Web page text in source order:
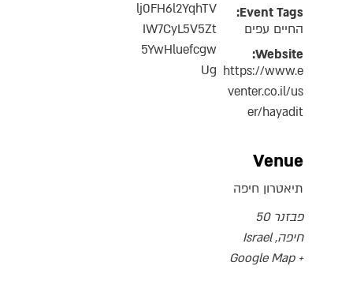
Event Tags:
החיים עפים
Website:
https://www.e
venter.co.il/us
er/hayadit
lj0FH6l2YqhTV
IW7CyL5V5Zt
5YwHluefcgw
Ug
Venue
תיאטרון חיפה
פבזנר 50
חיפה,
Israel
+ Google Map